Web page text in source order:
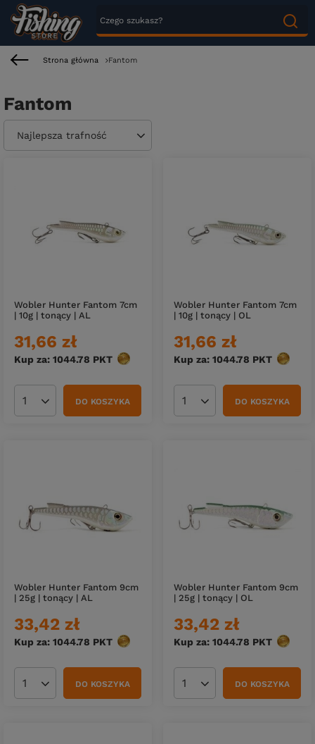
Strona główna Fantom
Fantom
Zmień sortowanie
Najlepsza trafność
Wobler Hunter Fantom 7cm
| 10g | tonący | AL
31,66 zł
Kup za: 1044.78 PKT punktów
Ilość produktówDO KOSZYKA
Wobler Hunter Fantom 7cm
| 10g | tonący | OL
31,66 zł
Kup za: 1044.78 PKT
Ilość produktówDO KOSZYKA
Wobler Hunter Fantom 9cm
| 25g | tonący | AL
33,42 zł
Kup za: 1044.78 PKT punktów
Ilość produktówDO KOSZYKA
Wobler Hunter Fantom 9cm
| 25g | tonący | OL
33,42 zł
Kup za: 1044.78 PKT
Ilość produktówDO KOSZYKA